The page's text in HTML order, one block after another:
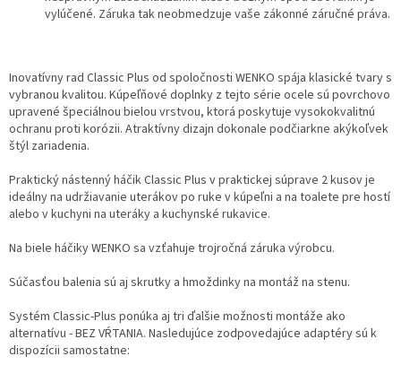
vylúčené. Záruka tak neobmedzuje vaše zákonné záručné práva.
Inovatívny rad Classic Plus od spoločnosti WENKO spája klasické tvary s
vybranou kvalitou. Kúpeľňové doplnky z tejto série ocele sú povrchovo
upravené špeciálnou bielou vrstvou, ktorá poskytuje vysokokvalitnú
ochranu proti korózii. Atraktívny dizajn dokonale podčiarkne akýkoľvek
štýl zariadenia.
Praktický nástenný háčik Classic Plus v praktickej súprave 2 kusov je
ideálny na udržiavanie uterákov po ruke v kúpeľni a na toalete pre hostí
alebo v kuchyni na uteráky a kuchynské rukavice.
Na biele háčiky WENKO sa vzťahuje trojročná záruka výrobcu.
Súčasťou balenia sú aj skrutky a hmoždinky na montáž na stenu.
Systém Classic-Plus ponúka aj tri ďalšie možnosti montáže ako
alternatívu - BEZ VŔTANIA. Nasledujúce zodpovedajúce adaptéry sú k
dispozícii samostatne: